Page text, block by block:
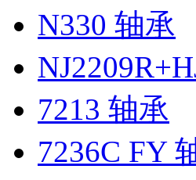
N330 轴承
7213 轴承
7236C FY